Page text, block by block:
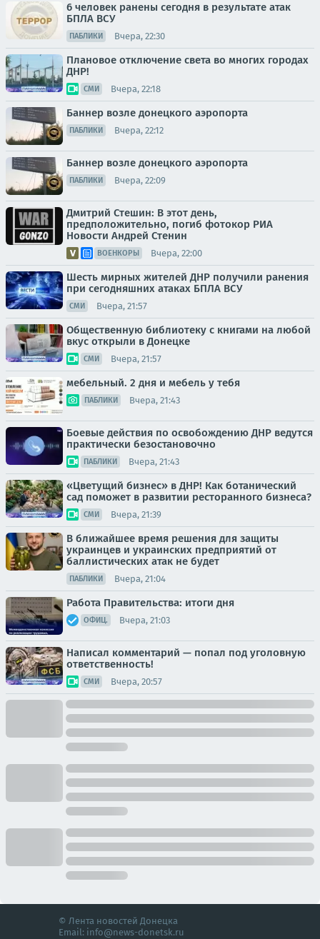
6 человек ранены сегодня в результате атак
БПЛА ВСУ
ПАБЛИКИ Вчера, 22:30
Плановое отключение света во многих городах
ДНР!
СМИ Вчера, 22:18
Баннер возле донецкого аэропорта
ПАБЛИКИ Вчера, 22:12
Баннер возле донецкого аэропорта
ПАБЛИКИ Вчера, 22:09
Дмитрий Стешин: В этот день,
предположительно, погиб фотокор РИА
Новости Андрей Стенин
ВОЕНКОРЫ Вчера, 22:00
Шесть мирных жителей ДНР получили ранения
при сегодняшних атаках БПЛА ВСУ
СМИ Вчера, 21:57
Общественную библиотеку с книгами на любой
вкус открыли в Донецке
СМИ Вчера, 21:57
мебельный. 2 дня и мебель у тебя
ПАБЛИКИ Вчера, 21:43
Боевые действия по освобождению ДНР ведутся
практически безостановочно
ПАБЛИКИ Вчера, 21:43
«Цветущий бизнес» в ДНР! Как ботанический
сад поможет в развитии ресторанного бизнеса?
СМИ Вчера, 21:39
В ближайшее время решения для защиты
украинцев и украинских предприятий от
баллистических атак не будет
ПАБЛИКИ Вчера, 21:04
Работа Правительства: итоги дня
ОФИЦ. Вчера, 21:03
Написал комментарий — попал под уголовную
ответственность!
СМИ Вчера, 20:57
© Лента новостей Донецка
Email: info@news-donetsk.ru